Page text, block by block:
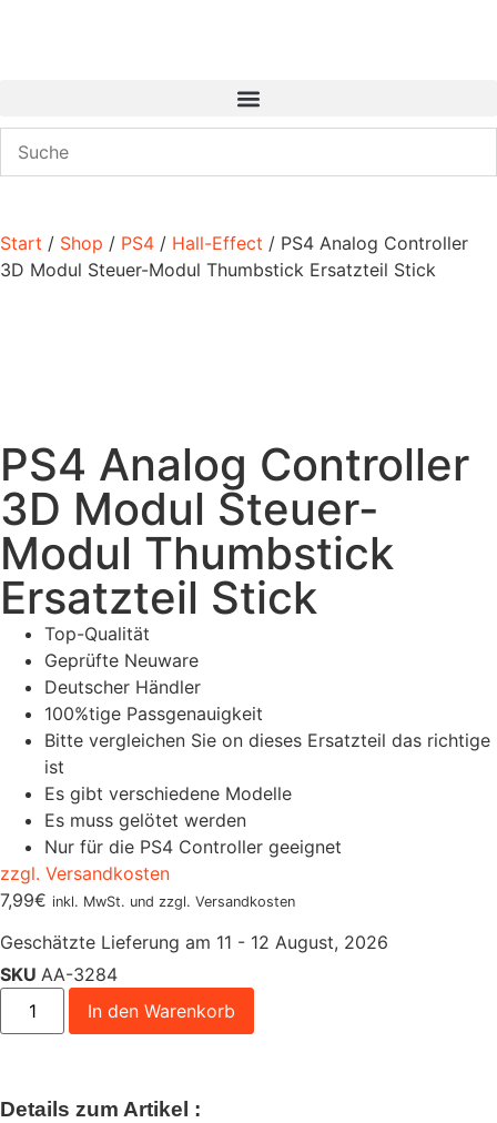
Start / Shop / PS4 / Hall-Effect / PS4 Analog Controller
3D Modul Steuer-Modul Thumbstick Ersatzteil Stick
PS4 Analog Controller
3D Modul Steuer-
Modul Thumbstick
Ersatzteil Stick
Top-Qualität
Geprüfte Neuware
Deutscher Händler
100%tige Passgenauigkeit
Bitte vergleichen Sie on dieses Ersatzteil das richtige
ist
Es gibt verschiedene Modelle
Es muss gelötet werden
Nur für die PS4 Controller geeignet
zzgl. Versandkosten
7,99€ inkl. MwSt. und zzgl. Versandkosten
Geschätzte Lieferung am 11 - 12 August, 2026
SKU AA-3284
In den Warenkorb
Details zum Artikel :